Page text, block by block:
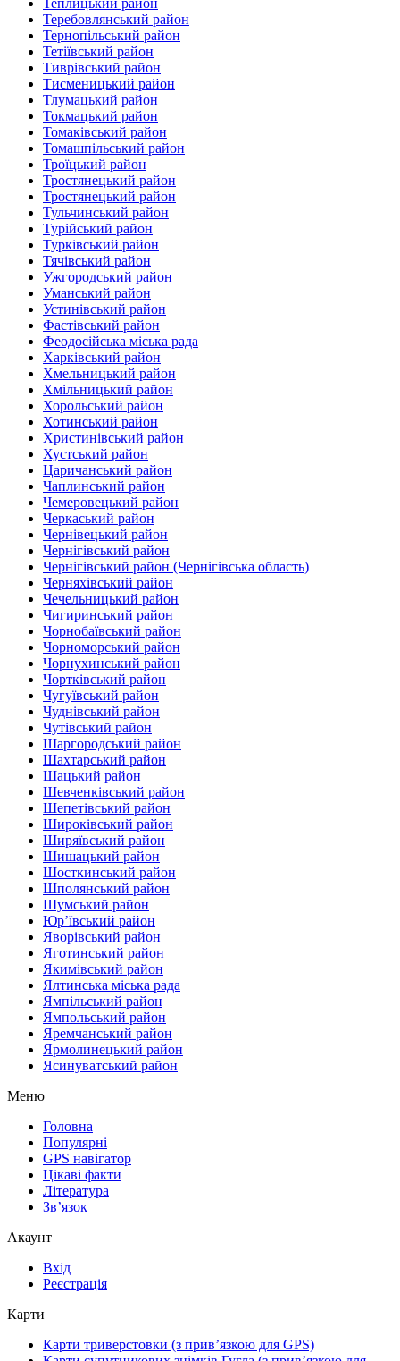
Теплицький район
Теребовлянський район
Тернопільський район
Тетіївський район
Тиврівський район
Тисменицький район
Тлумацький район
Токмацький район
Томаківський район
Томашпільський район
Троїцький район‎
Тростянецький район
Тростянецький район
Тульчинський район
Турійський район
Турківський район
Тячівський район
Ужгородський район
Уманський район
Устинівський район
Фастівський район
Феодосійська міська рада
Харківський район
Хмельницький район
Хмільницький район
Хорольський район
Хотинський район‎
Христинівський район
Хустський район
Царичанський район
Чаплинський район
Чемеровецький район
Черкаський район
Чернівецький район
Чернігівський район
Чернігівський район (Чернігівська область)
Черняхівський район‎
Чечельницький район
Чигиринський район
Чорнобаївський район
Чорноморський район
Чорнухинський район‎
Чортківський район
Чугуївський район
Чуднівський район
Чутівський район
Шаргородський район
Шахтарський район‎
Шацький район
Шевченківський район
Шепетівський район
Широківський район
Ширяївський район
Шишацький район
Шосткинський район
Шполянський район
Шумський район
Юр’ївський район
Яворівський район
Яготинський район
Якимівський район
Ялтинська міська рада
Ямпільський район
Ямпольський район
Яремчанський район
Ярмолинецький район
Ясинуватський район
Меню
Головна
Популярні
GPS навігатор
Цікаві факти
Література
Зв’язок
Акаунт
Вхід
Реєстрація
Карти
Карти триверстовки (з прив’язкою для GPS)